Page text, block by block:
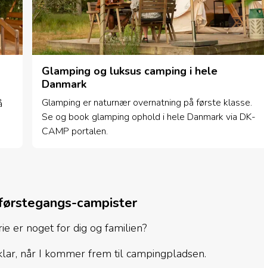
Glamping og luksus camping i hele
Danmark
Glamping er naturnær overnatning på første klasse.
Se og book glamping ophold i hele Danmark via DK-
CAMP portalen.
campister
er noget for dig og familien?
når I kommer frem til campingpladsen.